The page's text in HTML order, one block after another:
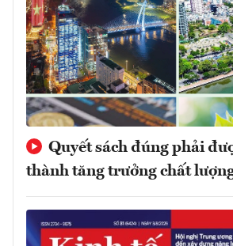
Quyết sách đúng phải
thành tăng trưởng chất